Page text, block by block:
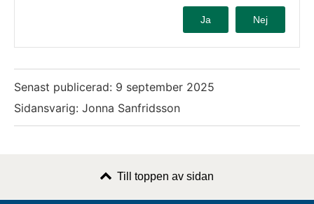
Ja Nej
Senast publicerad: 9 september 2025
Sidansvarig: Jonna Sanfridsson
Till toppen av sidan